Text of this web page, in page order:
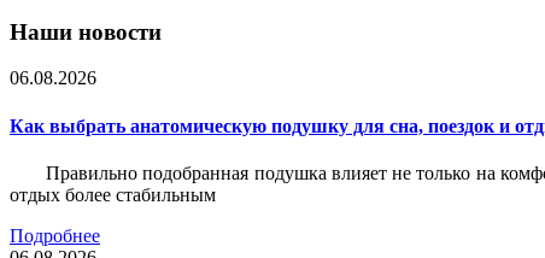
Наши новости
06.08.2026
Как выбрать анатомическую подушку для сна, поездок и
Правильно подобранная подушка влияет не только на
отдых более стабильным
Подробнее